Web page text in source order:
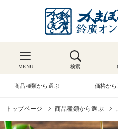
MENU 検索
商品種類から選ぶ 価格か
トップページ 商品種類から選ぶ